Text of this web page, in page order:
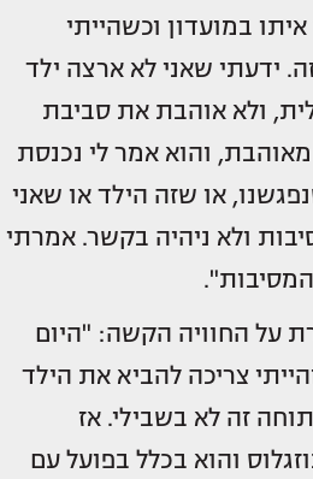
במועדון וכשהייתי
ידעתי שאני לא ארצה ילד
ולא אוהבת את סביבת
והוא אמר לי נכנסת
או שזה הילד או שאני
ולא ניהיה בקשר. אמרתי
על החוויה הקשה: "היום
צריכה להביא את הילד
זה לא בשבילי. אז
והוא בכלל בפועל עם